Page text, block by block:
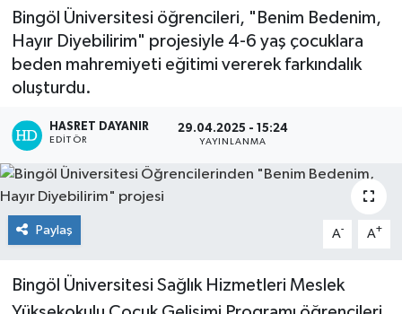
Bingöl Üniversitesi öğrencileri, "Benim Bedenim,
Hayır Diyebilirim" projesiyle 4-6 yaş çocuklara
beden mahremiyeti eğitimi vererek farkındalık
oluşturdu.
HASRET DAYANIR
EDITÖR
29.04.2025 - 15:24
YAYINLANMA
Paylaş A- A+
Bingöl Üniversitesi Sağlık Hizmetleri Meslek
GENÇ
GÜNDEM
MERKEZ
RESMİ İLANLAR
SAĞLIK
Tüm Manşetler
Son Dakika Haberleri